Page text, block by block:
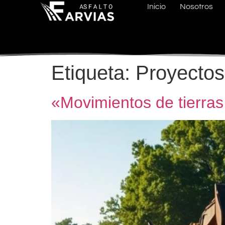
Inicio Nosotros
Etiqueta:
«Movimientos de